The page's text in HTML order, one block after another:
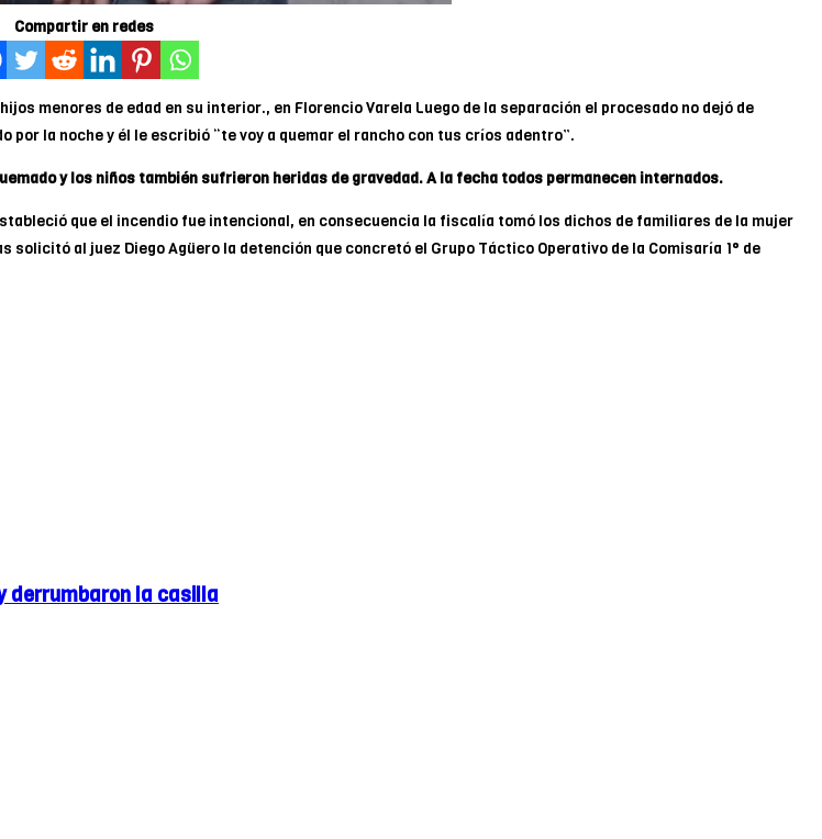
Compartir en redes
menores de edad en su interior., en Florencio Varela Luego de la separación el procesado no dejó de
la noche y él le escribió “te voy a quemar el rancho con tus críos adentro”.
y los niños también sufrieron heridas de gravedad. A la fecha todos permanecen internados.
que el incendio fue intencional, en consecuencia la fiscalía tomó los dichos de familiares de la mujer
al juez Diego Agüero la detención que concretó el Grupo Táctico Operativo de la Comisaría 1° de
derrumbaron la casilla